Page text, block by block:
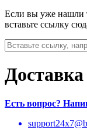
Если вы уже нашли
вставьте ссылку
Доставка
Есть вопрос?